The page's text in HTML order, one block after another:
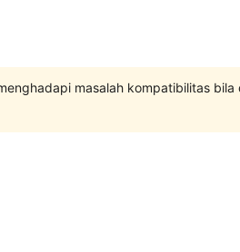
masalah kompatibilitas bila